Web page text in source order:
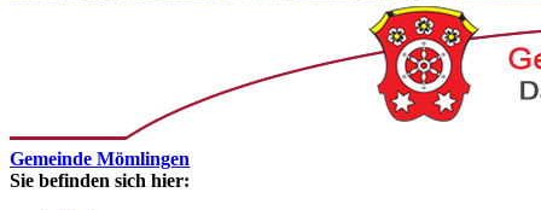
Gemeinde Mömlingen
Sie befinden sich hier: